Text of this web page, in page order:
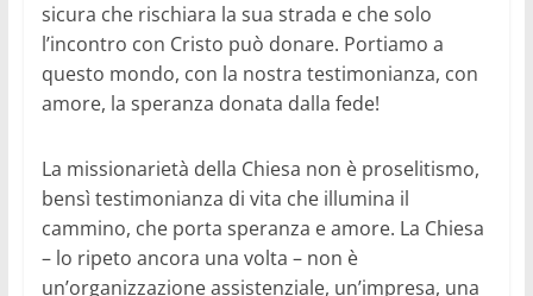
sicura che rischiara la sua strada e che solo
l’incontro con Cristo può donare. Portiamo a
questo mondo, con la nostra testimonianza, con
amore, la speranza donata dalla fede!
La missionarietà della Chiesa non è proselitismo,
bensì testimonianza di vita che illumina il
cammino, che porta speranza e amore. La Chiesa
– lo ripeto ancora una volta – non è
un’organizzazione assistenziale, un’impresa, una